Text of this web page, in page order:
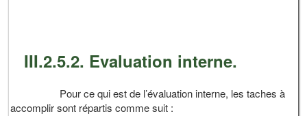
III.2.5.2. Evaluation interne.
Pour ce qui est de l’évaluation interne, les taches à
accomplir sont répartis comme suit :